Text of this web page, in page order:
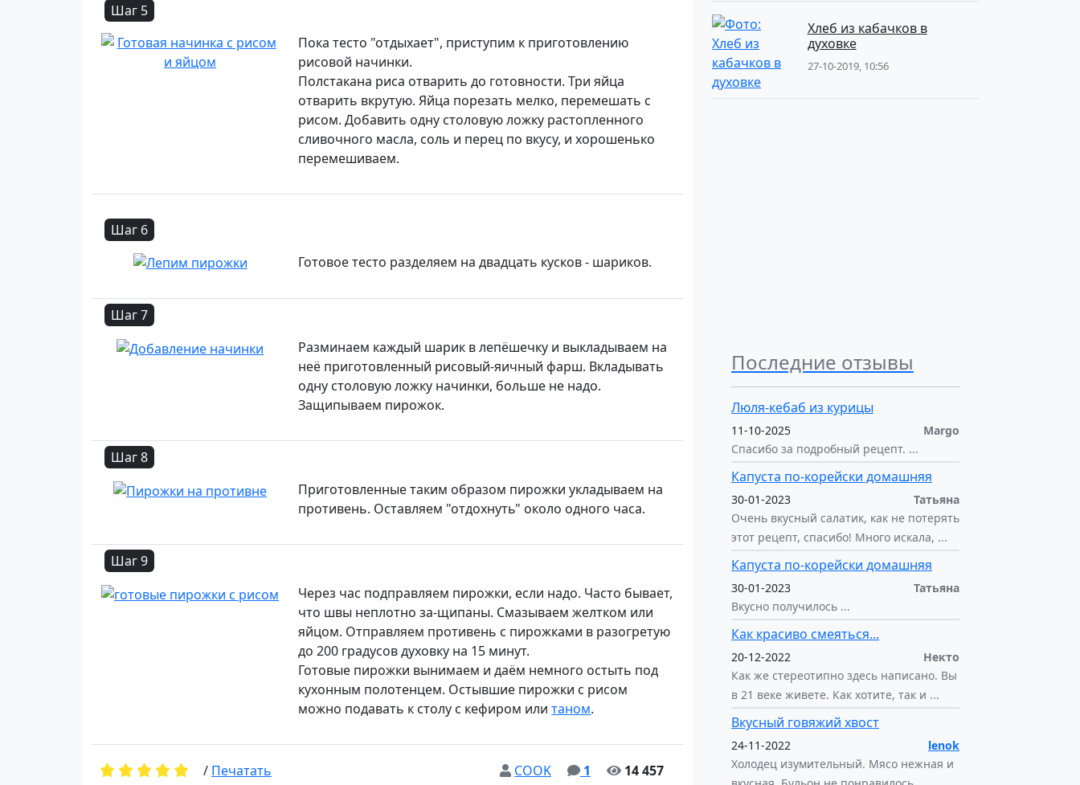
Шаг 5
Пока тесто "отдыхает", приступим к приготовлению
рисовой начинки.
Полстакана риса отварить до готовности. Три яйца
отварить вкрутую. Яйца порезать мелко, перемешать с
рисом. Добавить одну столовую ложку растопленного
сливочного масла, соль и перец по вкусу, и хорошенько
перемешиваем.
Шаг 6
Готовое тесто разделяем на двадцать кусков - шариков.
Шаг 7
Разминаем каждый шарик в лепёшечку и выкладываем на
неё приготовленный рисовый-яичный фарш. Вкладывать
одну столовую ложку начинки, больше не надо.
Защипываем пирожок.
Шаг 8
Приготовленные таким образом пирожки укладываем на
противень. Оставляем "отдохнуть" около одного часа.
Шаг 9
Через час подправляем пирожки, если надо. Часто бывает,
что швы неплотно за-щипаны. Смазываем желтком или
яйцом. Отправляем противень с пирожками в разогретую
до 200 градусов духовку на 15 минут.
Готовые пирожки вынимаем и даём немного остыть под
кухонным полотенцем. Остывшие пирожки с рисом
можно подавать к столу с кефиром илитаном.
COOK 1 14 457
/ Печатать
Хлеб из кабачков в
духовке
27-10-2019, 10:56
Последние отзывы
Люля-кебаб из курицы
11-10-2025
Margo
Спасибо за подробный рецепт. ...
Капуста по-корейски домашняя
30-01-2023
Татьяна
Очень вкусный салатик, как не потерять
этот рецепт, спасибо! Много искала, ...
Капуста по-корейски домашняя
30-01-2023
Татьяна
Вкусно получилось ...
Как красиво смеяться...
20-12-2022
Некто
Как же стереотипно здесь написано. Вы
в 21 веке живете. Как хотите, так и ...
Вкусный говяжий хвост
24-11-2022
lenok
Холодец изумительный. Мясо нежная и